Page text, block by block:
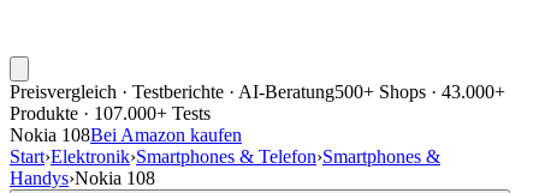
Preisvergleich · Testberichte · AI-Beratung500+ Shops · 43.000+
Produkte · 107.000+ Tests
Nokia 108Bei Amazon kaufen
Start›Elektronik›Smartphones & Telefon›Smartphones &
Handys›Nokia 108